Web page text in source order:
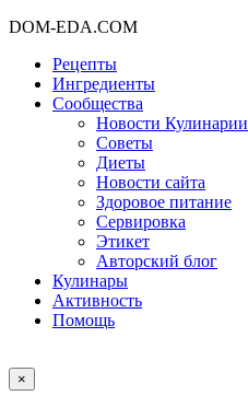
DOM-EDA.COM
Рецепты
Ингредиенты
Сообщества
Новости Кулинарии
Советы
Диеты
Новости сайта
Здоровое питание
Сервировка
Этикет
Авторский блог
Кулинары
Активность
Помощь
×